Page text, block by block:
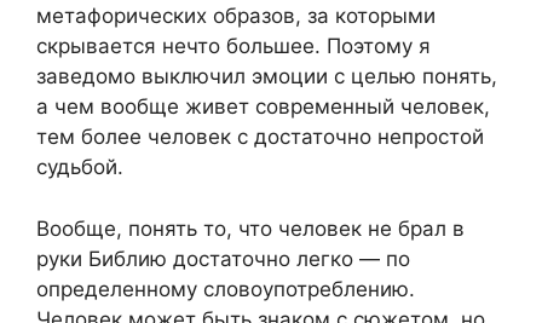
метафорических образов, за которыми
скрывается нечто большее. Поэтому я
заведомо выключил эмоции с целью понять,
а чем вообще живет современный человек,
тем более человек с достаточно непростой
судьбой.
Вообще, понять то, что человек не брал в
руки Библию достаточно легко — по
определенному словоупотреблению.